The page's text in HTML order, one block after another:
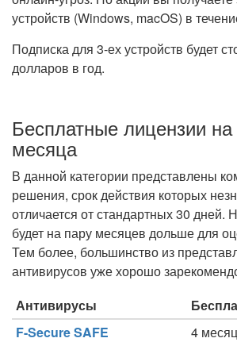
устройств (Windows, macOS) в
Подписка для 3-ех устройств будет
долларов в год.
Бесплатные лицензии
месяца
В данной категории представлены
решения, срок действия которых
отличается от стандартных 30 дней.
будет на пару месяцев дольше для
Тем более, большинство из
антивирусов уже хорошо
Антивирусы
F-Secure SAFE
4